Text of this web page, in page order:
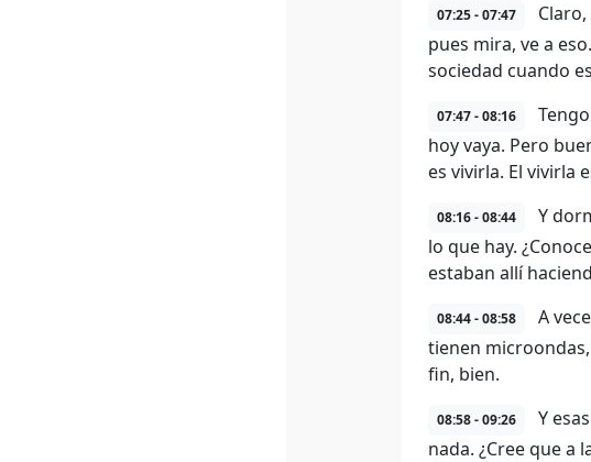
07:25 - 07:47
pues mira, ve a
sociedad cuando
07:47 - 08:16
hoy vaya. Pero
es vivirla. El vivirla
08:16 - 08:44
Y
lo que hay.
estaban allí
08:44 - 08:58
A
tienen
fin, bien.
08:58 - 09:26
Y
nada. ¿Cree que a